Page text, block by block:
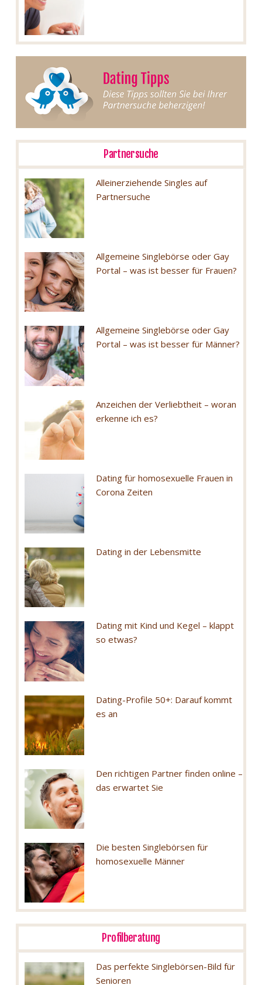
Partnersuche
Alleinerziehende Singles auf
Partnersuche
Allgemeine Singlebörse oder Gay
Portal – was ist besser für Frauen?
Allgemeine Singlebörse oder Gay
Portal – was ist besser für Männer?
Anzeichen der Verliebtheit – woran
erkenne ich es?
Dating für homosexuelle Frauen in
Corona Zeiten
Dating in der Lebensmitte
Dating mit Kind und Kegel – klappt
so etwas?
Dating-Profile 50+: Darauf kommt
es an
Den richtigen Partner finden online –
das erwartet Sie
Die besten Singlebörsen für
homosexuelle Männer
Profilberatung
Das perfekte Singlebörsen-Bild für
Senioren